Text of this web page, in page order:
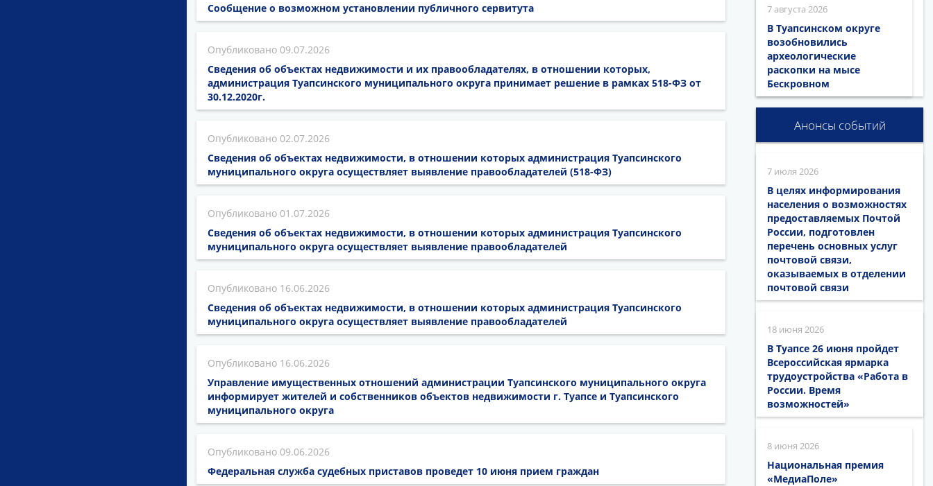
Сообщение о возможном установлении публичного сервитута
09.07.2026
Сведения об объектах недвижимости и их правообладателях, в отношении которых,
администрация Туапсинского муниципального округа принимает решение в рамках 518-ФЗ от
30.12.2020г.
02.07.2026
Сведения об объектах недвижимости, в отношении которых администрация Туапсинского
муниципального округа осуществляет выявление правообладателей (518-ФЗ)
01.07.2026
Сведения об объектах недвижимости, в отношении которых администрация Туапсинского
муниципального округа осуществляет выявление правообладателей
16.06.2026
Сведения об объектах недвижимости, в отношении которых администрация Туапсинского
муниципального округа осуществляет выявление правообладателей
16.06.2026
Управление имущественных отношений администрации Туапсинского муниципального округа
информирует жителей и собственников объектов недвижимости г. Туапсе и Туапсинского
муниципального округа
09.06.2026
Федеральная служба судебных приставов проведет 10 июня прием граждан
7 августа 2026
В Туапсинском округе
возобновились
археологические
раскопки на мысе
Бескровном
Анонсы событий
7 июля 2026
В целях информирования
населения о возможностях
предоставляемых Почтой
России, подготовлен
перечень основных услуг
почтовой связи,
оказываемых в отделении
почтовой связи
18 июня 2026
В Туапсе 26 июня пройдет
Всероссийская ярмарка
трудоустройства «Работа в
России. Время
возможностей»
8 июня 2026
Национальная премия
«МедиаПоле»